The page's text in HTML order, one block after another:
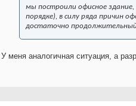
мы построили офисное здание,
порядке), в силу ряда причин
достаточно продолжительный
У меня аналогичная ситуация, а